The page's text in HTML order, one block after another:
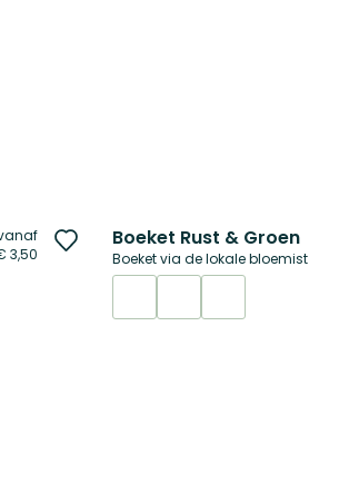
3,50
Voeg
verlanglijst
Boeket Rust & Groen
Boeket via de lokale bloemist